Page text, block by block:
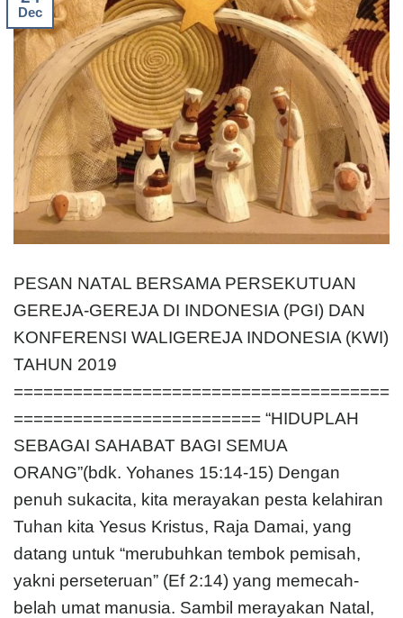
Dec
PESAN NATAL BERSAMA PERSEKUTUAN
GEREJA-GEREJA DI INDONESIA (PGI) DAN
KONFERENSI WALIGEREJA INDONESIA (KWI)
TAHUN 2019
======================================
========================= “HIDUPLAH
SEBAGAI SAHABAT BAGI SEMUA
ORANG”(bdk. Yohanes 15:14-15) Dengan
penuh sukacita, kita merayakan pesta kelahiran
Tuhan kita Yesus Kristus, Raja Damai, yang
datang untuk “merubuhkan tembok pemisah,
yakni perseteruan” (Ef 2:14) yang memecah-
belah umat manusia. Sambil merayakan Natal,